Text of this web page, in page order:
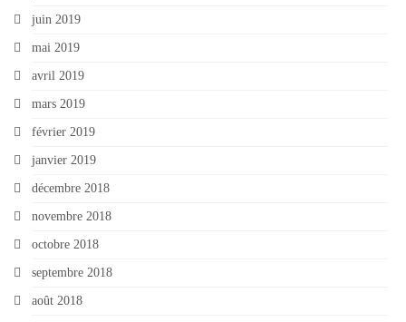
juin 2019
mai 2019
avril 2019
mars 2019
février 2019
janvier 2019
décembre 2018
novembre 2018
octobre 2018
septembre 2018
août 2018